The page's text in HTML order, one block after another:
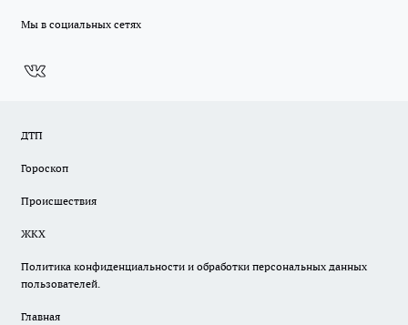
Мы в социальных сетях
ДТП
Гороскоп
Происшествия
ЖКХ
Политика конфиденциальности и обработки персональных данных
пользователей.
Главная